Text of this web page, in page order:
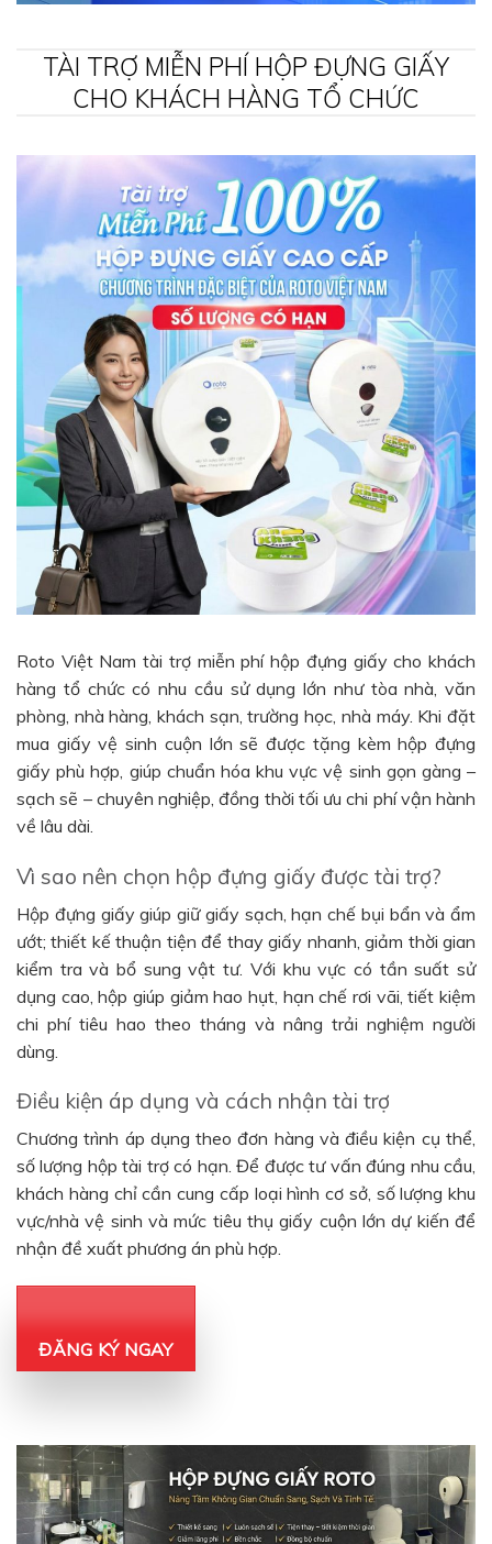
TÀI TRỢ MIỄN PHÍ HỘP ĐỰNG GIẤY
CHO KHÁCH HÀNG TỔ CHỨC
Roto Việt Nam tài trợ miễn phí hộp đựng giấy cho khách
hàng tổ chức có nhu cầu sử dụng lớn như tòa nhà, văn
phòng, nhà hàng, khách sạn, trường học, nhà máy. Khi đặt
mua giấy vệ sinh cuộn lớn sẽ được tặng kèm hộp đựng
giấy phù hợp, giúp chuẩn hóa khu vực vệ sinh gọn gàng –
sạch sẽ – chuyên nghiệp, đồng thời tối ưu chi phí vận hành
về lâu dài.
Vì sao nên chọn hộp đựng giấy được tài trợ?
Hộp đựng giấy giúp giữ giấy sạch, hạn chế bụi bẩn và ẩm
ướt; thiết kế thuận tiện để thay giấy nhanh, giảm thời gian
kiểm tra và bổ sung vật tư. Với khu vực có tần suất sử
dụng cao, hộp giúp giảm hao hụt, hạn chế rơi vãi, tiết kiệm
chi phí tiêu hao theo tháng và nâng trải nghiệm người
dùng.
Điều kiện áp dụng và cách nhận tài trợ
Chương trình áp dụng theo đơn hàng và điều kiện cụ thể,
số lượng hộp tài trợ có hạn. Để được tư vấn đúng nhu cầu,
khách hàng chỉ cần cung cấp loại hình cơ sở, số lượng khu
vực/nhà vệ sinh và mức tiêu thụ giấy cuộn lớn dự kiến để
nhận đề xuất phương án phù hợp.
ĐĂNG KÝ NGAY